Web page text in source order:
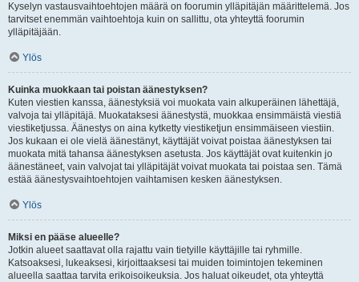
Kyselyn vastausvaihtoehtojen määrä on foorumin ylläpitäjän määrittelemä. Jos
tarvitset enemmän vaihtoehtoja kuin on sallittu, ota yhteyttä foorumin
ylläpitäjään.
Ylös
Kuinka muokkaan tai poistan äänestyksen?
Kuten viestien kanssa, äänestyksiä voi muokata vain alkuperäinen lähettäjä,
valvoja tai ylläpitäjä. Muokataksesi äänestystä, muokkaa ensimmäistä viestiä
viestiketjussa. Äänestys on aina kytketty viestiketjun ensimmäiseen viestiin.
Jos kukaan ei ole vielä äänestänyt, käyttäjät voivat poistaa äänestyksen tai
muokata mitä tahansa äänestyksen asetusta. Jos käyttäjät ovat kuitenkin jo
äänestäneet, vain valvojat tai ylläpitäjät voivat muokata tai poistaa sen. Tämä
estää äänestysvaihtoehtojen vaihtamisen kesken äänestyksen.
Ylös
Miksi en pääse alueelle?
Jotkin alueet saattavat olla rajattu vain tietyille käyttäjille tai ryhmille.
Katsoaksesi, lukeaksesi, kirjoittaaksesi tai muiden toimintojen tekeminen
alueella saattaa tarvita erikoisoikeuksia. Jos haluat oikeudet, ota yhteyttä